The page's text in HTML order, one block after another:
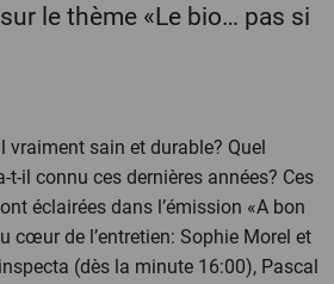
le thème «Le bio… pas si
vraiment sain et durable? Quel
t-il connu ces dernières années? Ces
éclairées dans l’émission «A bon
cœur de l’entretien: Sophie Morel et
(dès la minute 16:00), Pascal